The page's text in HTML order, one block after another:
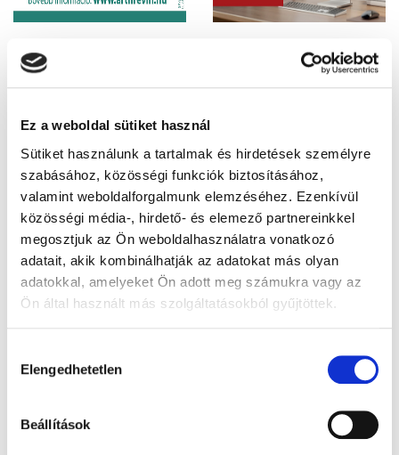
Ez a weboldal sütiket használ
Sütiket használunk a tartalmak és hirdetések személyre
szabásához, közösségi funkciók biztosításához,
valamint weboldalforgalmunk elemzéséhez. Ezenkívül
közösségi média-, hirdető- és elemező partnereinkkel
megosztjuk az Ön weboldalhasználatra vonatkozó
adatait, akik kombinálhatják az adatokat más olyan
adatokkal, amelyeket Ön adott meg számukra vagy az
Ön által használt más szolgáltatásokból gyűjtöttek.
kiválasztása
Elengedhetetlen
Beállítások
Megjelent a
Patikákban ingyenes.
Kérje gyógyszerészétől!